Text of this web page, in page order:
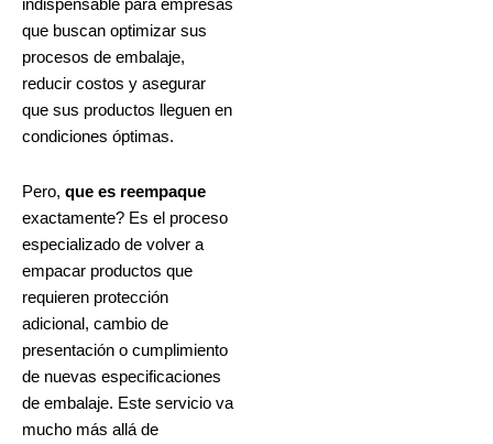
indispensable para empresas
que buscan optimizar sus
procesos de embalaje,
reducir costos y asegurar
que sus productos lleguen en
condiciones óptimas.
Pero, que es reempaque
exactamente? Es el proceso
especializado de volver a
empacar productos que
requieren protección
adicional, cambio de
presentación o cumplimiento
de nuevas especificaciones
de embalaje. Este servicio va
mucho más allá de